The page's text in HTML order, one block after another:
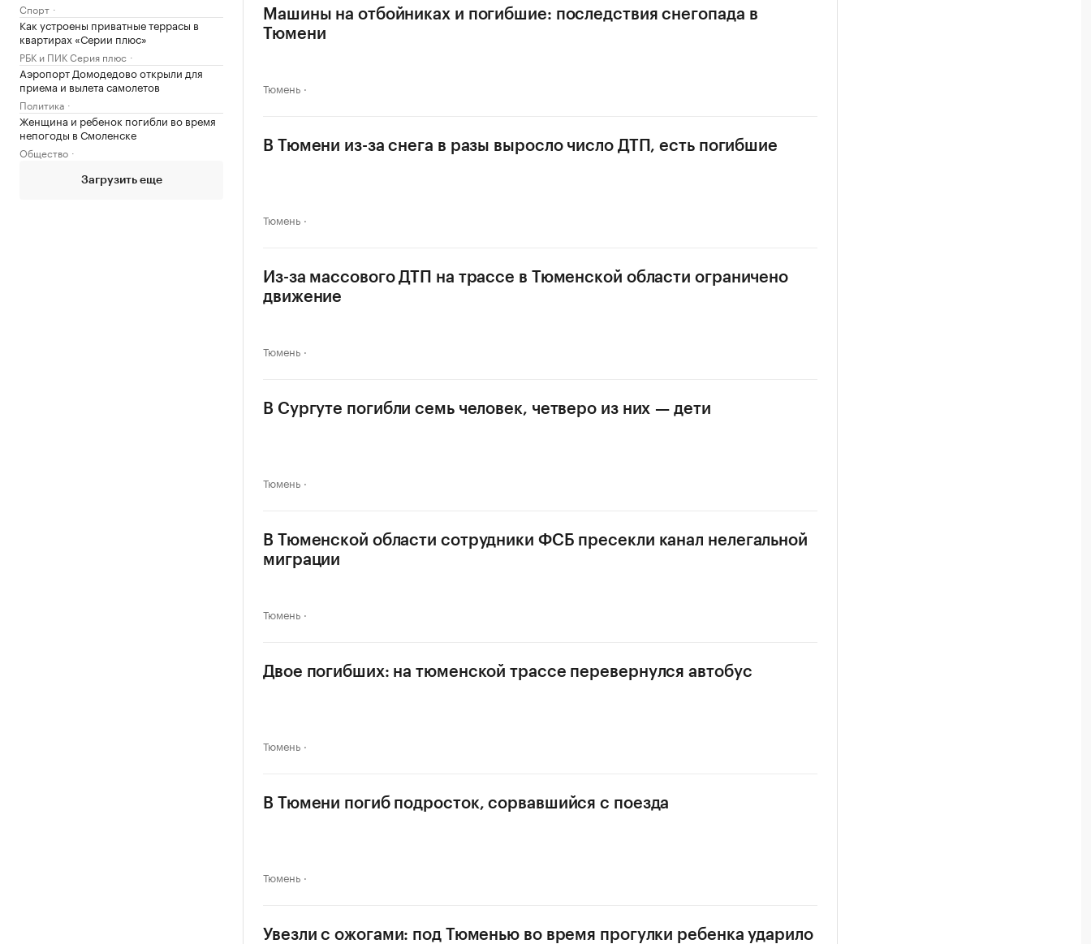
Спорт
Как устроены приватные террасы в
квартирах «Серии плюс»
РБК и ПИК Серия плюс
Аэропорт Домодедово открыли для
приема и вылета самолетов
Политика
Женщина и ребенок погибли во время
непогоды в Смоленске
Общество
Загрузить еще
Машины на отбойниках и погибшие: последствия снегопада в
Тюмени
Тюмень
В Тюмени из-за снега в разы выросло число ДТП, есть погибшие
Тюмень
Из-за массового ДТП на трассе в Тюменской области ограничено
движение
Тюмень
В Сургуте погибли семь человек, четверо из них — дети
Тюмень
В Тюменской области сотрудники ФСБ пресекли канал нелегальной
миграции
Тюмень
Двое погибших: на тюменской трассе перевернулся автобус
Тюмень
В Тюмени погиб подросток, сорвавшийся с поезда
Тюмень
Увезли с ожогами: под Тюменью во время прогулки ребенка ударило